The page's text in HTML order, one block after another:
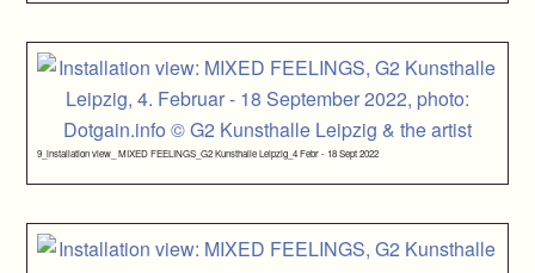
9_installation view_ MIXED FEELINGS_G2 Kunsthalle Leipzig_4 Febr - 18 Sept 2022